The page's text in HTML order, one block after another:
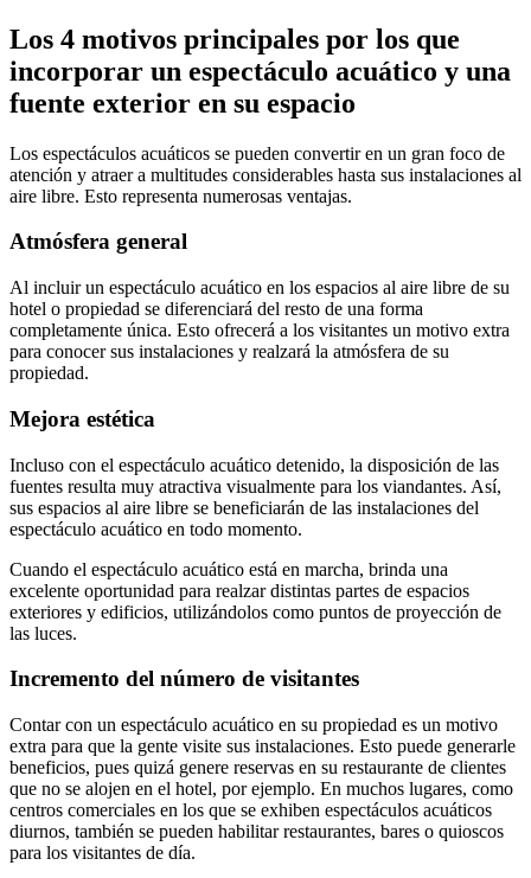
Los 4 motivos principales por los que
incorporar un espectáculo acuático y una
fuente exterior en su espacio
Los espectáculos acuáticos se pueden convertir en un gran foco de
atención y atraer a multitudes considerables hasta sus instalaciones al
aire libre. Esto representa numerosas ventajas.
Atmósfera general
Al incluir un espectáculo acuático en los espacios al aire libre de su
hotel o propiedad se diferenciará del resto de una forma
completamente única. Esto ofrecerá a los visitantes un motivo extra
para conocer sus instalaciones y realzará la atmósfera de su
propiedad.
Mejora estética
Incluso con el espectáculo acuático detenido, la disposición de las
fuentes resulta muy atractiva visualmente para los viandantes. Así,
sus espacios al aire libre se beneficiarán de las instalaciones del
espectáculo acuático en todo momento.
Cuando el espectáculo acuático está en marcha, brinda una
excelente oportunidad para realzar distintas partes de espacios
exteriores y edificios, utilizándolos como puntos de proyección de
las luces.
Incremento del número de visitantes
Contar con un espectáculo acuático en su propiedad es un motivo
extra para que la gente visite sus instalaciones. Esto puede generarle
beneficios, pues quizá genere reservas en su restaurante de clientes
que no se alojen en el hotel, por ejemplo. En muchos lugares, como
centros comerciales en los que se exhiben espectáculos acuáticos
diurnos, también se pueden habilitar restaurantes, bares o quioscos
para los visitantes de día.